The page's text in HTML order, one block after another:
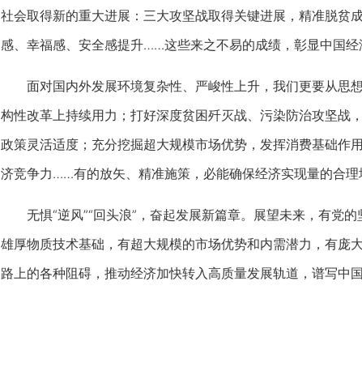
社会取得新的重大进展：三大攻坚战取得关键进展，精准脱贫
感、幸福感、安全感提升……这些来之不易的成绩，彰显中国
面对国内外发展环境复杂性、严峻性上升，我们更要从思
构性改革上持续用力；打好深度贫困歼灭战、污染防治攻坚战
政策灵活适度；充分挖掘超大规模市场优势，发挥消费基础作
济竞争力……有的放矢、精准施策，必能确保经济实现量的合理
无惧“逆风”“回头浪”，奋起发展新篇章。展望未来，有党
雄厚物质技术基础，有超大规模的市场优势和内需潜力，有庞
路上的各种阻碍，推动经济加快转入高质量发展轨道，谱写中